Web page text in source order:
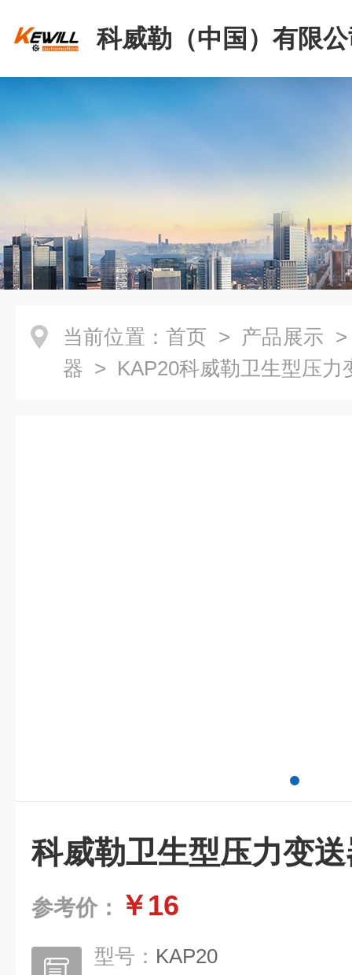
科威勒（中国）有限
当前位置： 首页 > 产品展示
器 > KAP20科威勒卫生型压力
科威勒卫生型压力变
参考价： ￥16
型号： KAP20